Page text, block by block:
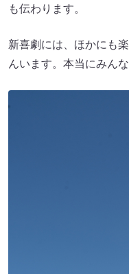
も伝わります。
新喜劇には、ほかにも
んいます。本当にみんな